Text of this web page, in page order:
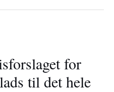
for
til det hele